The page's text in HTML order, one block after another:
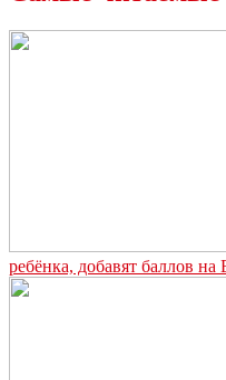
ребёнка, добавят баллов